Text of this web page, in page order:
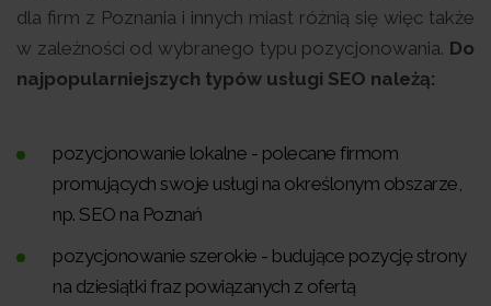
dla firm z Poznania i innych miast różnią się więc także
w zależności od wybranego typu pozycjonowania. Do
najpopularniejszych typów usługi SEO należą:
pozycjonowanie lokalne - polecane firmom
promujących swoje usługi na określonym obszarze,
np. SEO na Poznań
pozycjonowanie szerokie - budujące pozycję strony
na dziesiątki fraz powiązanych z ofertą